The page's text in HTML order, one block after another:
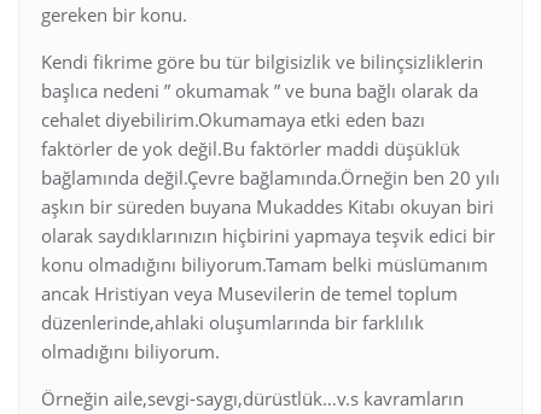
gereken bir konu.
Kendi fikrime göre bu tür bilgisizlik ve bilinçsizliklerin
başlıca nedeni ” okumamak ” ve buna bağlı olarak da
cehalet diyebilirim.Okumamaya etki eden bazı
faktörler de yok değil.Bu faktörler maddi düşüklük
bağlamında değil.Çevre bağlamında.Örneğin ben 20 yılı
aşkın bir süreden buyana Mukaddes Kitabı okuyan biri
olarak saydıklarınızın hiçbirini yapmaya teşvik edici bir
konu olmadığını biliyorum.Tamam belki müslümanım
ancak Hristiyan veya Musevilerin de temel toplum
düzenlerinde,ahlaki oluşumlarında bir farklılık
olmadığını biliyorum.
Örneğin aile,sevgi-saygı,dürüstlük…v.s kavramların